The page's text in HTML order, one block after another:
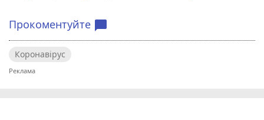
Прокоментуйте chat_bubble
Коронавірус